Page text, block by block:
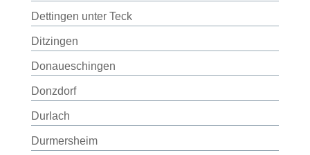
Dettingen unter Teck
Ditzingen
Donaueschingen
Donzdorf
Durlach
Durmersheim